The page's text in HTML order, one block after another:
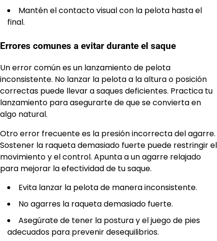
Mantén el contacto visual con la pelota hasta el
final.
Errores comunes a evitar durante el saque
Un error común es un lanzamiento de pelota
inconsistente. No lanzar la pelota a la altura o posición
correctas puede llevar a saques deficientes. Practica tu
lanzamiento para asegurarte de que se convierta en
algo natural.
Otro error frecuente es la presión incorrecta del agarre.
Sostener la raqueta demasiado fuerte puede restringir el
movimiento y el control. Apunta a un agarre relajado
para mejorar la efectividad de tu saque.
Evita lanzar la pelota de manera inconsistente.
No agarres la raqueta demasiado fuerte.
Asegúrate de tener la postura y el juego de pies
adecuados para prevenir desequilibrios.